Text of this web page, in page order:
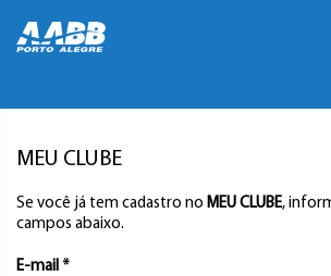
MEU CLUBE
Se você já tem cadastro no MEU CLUBE,
campos abaixo.
E-mail *